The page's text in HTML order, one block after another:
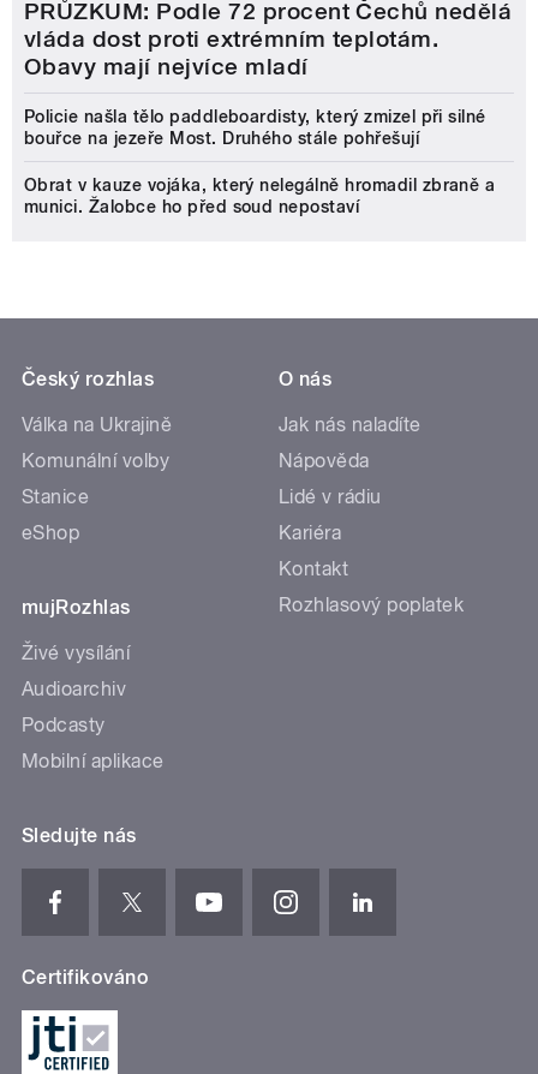
PRŮZKUM: Podle 72 procent Čechů nedělá
vláda dost proti extrémním teplotám.
Obavy mají nejvíce mladí
Policie našla tělo paddleboardisty, který zmizel při silné
bouřce na jezeře Most. Druhého stále pohřešují
Obrat v kauze vojáka, který nelegálně hromadil zbraně a
munici. Žalobce ho před soud nepostaví
Český rozhlas
Válka na Ukrajině
Komunální volby
Stanice
eShop
mujRozhlas
Živé vysílání
Audioarchiv
Podcasty
Mobilní aplikace
O nás
Jak nás naladíte
Nápověda
Lidé v rádiu
Kariéra
Kontakt
Rozhlasový poplatek
Sledujte nás
Certifikováno